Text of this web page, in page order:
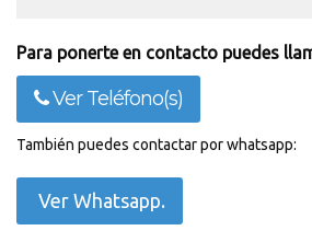
Para ponerte en contacto puedes
Ver Teléfono(s)
También puedes contactar por whatsapp:
Ver Whatsapp.